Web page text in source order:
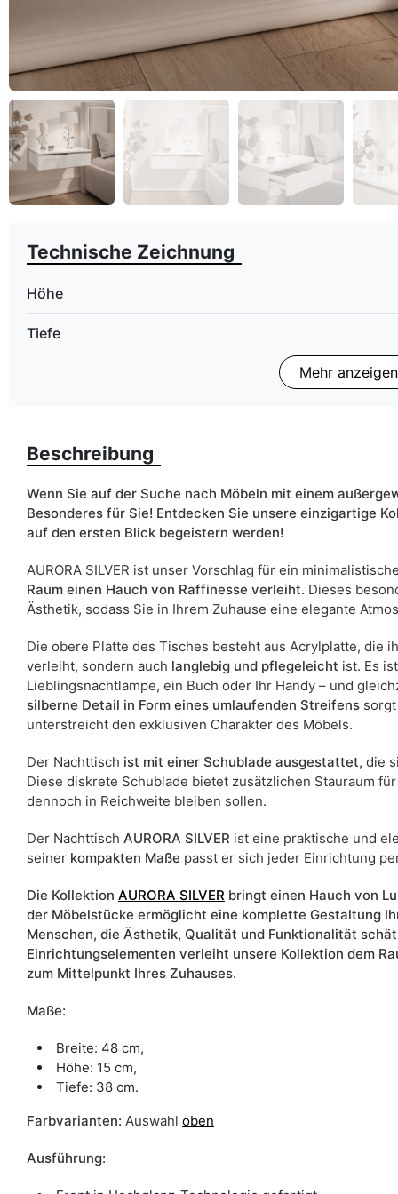
Zurück
Technische Zeichnung
Höhe
Tiefe
Schubladen
Breite
Schranktyp
ean13
Liefertermin:
Aufgrund des Produktionsprozesses und der
Mehr anzeigen
Beschreibung
Wenn Sie auf der Suche nach Möbeln mit einem
Besonderes für Sie! Entdecken Sie unsere einzigartige
auf den ersten Blick begeistern werden!
AURORA SILVER ist unser Vorschlag für ein
Raum einen Hauch von Raffinesse verleiht. Dieses
Ästhetik, sodass Sie in Ihrem Zuhause eine elegante
Die obere Platte des Tisches besteht aus Acrylplatte, die
verleiht, sondern auch langlebig und pflegeleicht ist. Es
Lieblingsnachtlampe, ein Buch oder Ihr Handy – und
silberne Detail in Form eines umlaufenden Streifens
unterstreicht den exklusiven Charakter des Möbels.
Der Nachttisch ist mit einer Schublade ausgestattet, die
Diese diskrete Schublade bietet zusätzlichen Stauraum
dennoch in Reichweite bleiben sollen.
Der Nachttisch AURORA SILVER ist eine praktische und
seiner kompakten Maße passt er sich jeder Einrichtung
Die Kollektion AURORA SILVER bringt einen Hauch von
der Möbelstücke ermöglicht eine komplette Gestaltung
Menschen, die Ästhetik, Qualität und Funktionalität
Einrichtungselementen verleiht unsere Kollektion dem
zum Mittelpunkt Ihres Zuhauses.
Maße:
Breite: 48 cm,
Höhe: 15 cm,
Tiefe: 38 cm.
Farbvarianten: Auswahl oben
Ausführung: